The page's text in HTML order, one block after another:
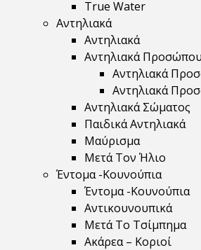
True Water
Αντηλιακά
Αντηλιακά
Αντηλιακά Προσώπου
Αντηλιακά
Αντηλιακά
Αντηλιακά Σώματος
Παιδικά Αντηλιακά
Μαύρισμα
Mετά Τον Ήλιο
Έντομα -Κουνούπια
Έντομα -Κουνούπια
Αντικουνουπικά
Μετά Το Τσίμπημα
Ακάρεα – Κοριοί